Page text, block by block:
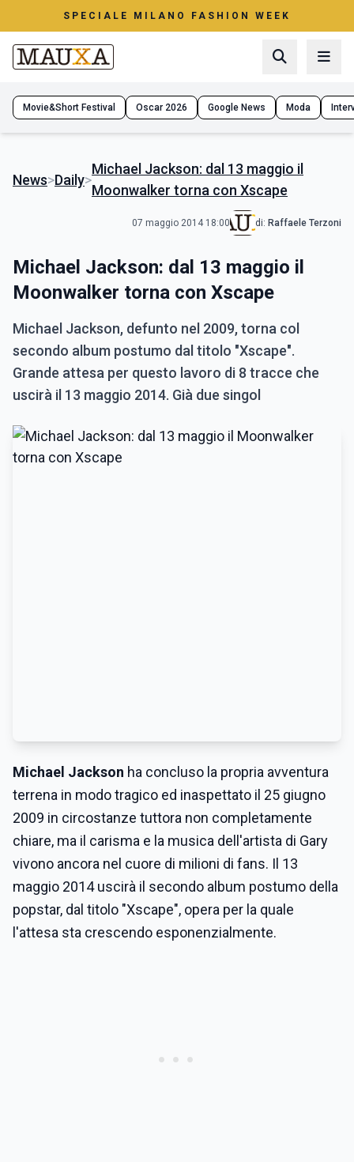
SPECIALE MILANO FASHION WEEK
Movie&Short Festival Oscar 2026 Google News Moda
News>Daily>
Michael Jackson: dal 13 maggio il
Moonwalker torna con Xscape
07 maggio 2014 18:00 di: Raffaele Terzoni
Michael Jackson: dal 13 maggio il
Moonwalker torna con Xscape
Michael Jackson, defunto nel 2009, torna col
secondo album postumo dal titolo "Xscape".
Grande attesa per questo lavoro di 8 tracce che
uscirà il 13 maggio 2014. Già due singol
Michael Jackson ha concluso la propria avventura
terrena in modo tragico ed inaspettato il 25 giugno
2009 in circostanze tuttora non completamente
chiare, ma il carisma e la musica dell'artista di Gary
vivono ancora nel cuore di milioni di fans. Il 13
maggio 2014 uscirà il secondo album postumo della
popstar, dal titolo "Xscape", opera per la quale
l'attesa sta crescendo esponenzialmente.